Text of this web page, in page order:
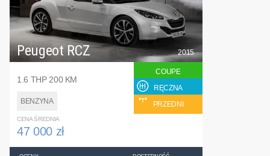
Peugeot RCZ
1.6 THP 200 KM
BENZYNA
2015
COUPE
RĘCZNA
PRZEDNI
CENA ŚREDNIA
47 000 zł